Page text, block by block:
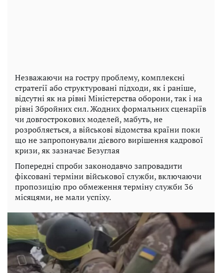
Незважаючи на гостру проблему, комплексні
стратегії або структуровані підходи, як і раніше,
відсутні як на рівні Міністерства оборони, так і на
рівні Збройних сил. Жодних формальних сценаріїв
чи довгострокових моделей, мабуть, не
розробляється, а військові відомства країни поки
що не запропонували дієвого вирішення кадрової
кризи, як зазначає Безуглая
Попередні спроби законодавчо запровадити
фіксовані терміни військової служби, включаючи
пропозицію про обмеження терміну служби 36
місяцями, не мали успіху.